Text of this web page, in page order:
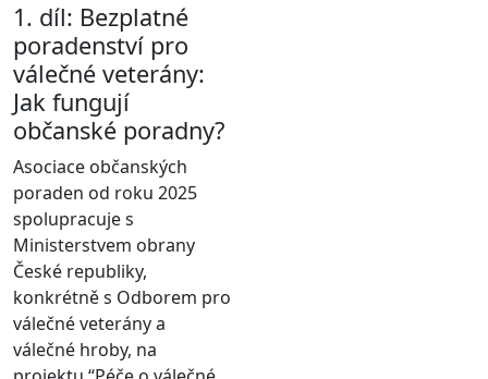
1. díl: Bezplatné
poradenství pro
válečné veterány:
Jak fungují
občanské poradny?
Asociace občanských
poraden od roku 2025
spolupracuje s
Ministerstvem obrany
České republiky,
konkrétně s Odborem pro
válečné veterány a
válečné hroby, na